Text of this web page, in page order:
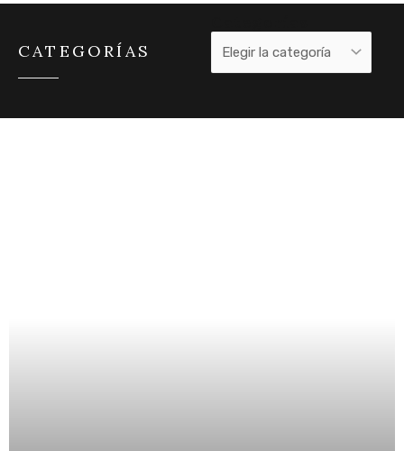
CATEGORÍAS